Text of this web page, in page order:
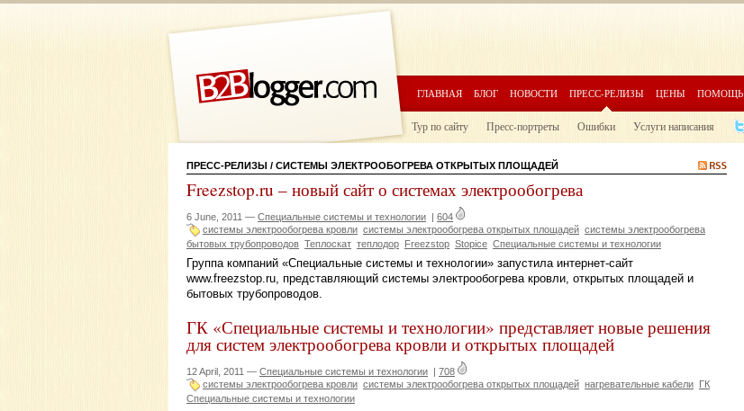
ГЛАВНАЯ БЛОГ НОВОСТИ ПРЕСС-РЕЛИЗЫ ЦЕНЫ ПОМОЩЬ
Тур по сайту Пресс-портреты Ошибки Услуги написания
ПРЕСС-РЕЛИЗЫ / СИСТЕМЫ ЭЛЕКТРООБОГРЕВА ОТКРЫТЫХ ПЛОЩАДЕЙ
Freezstop.ru – новый сайт о системах электрообогрева
6 June, 2011 — Специальные системы и технологии | 604
системы электрообогрева кровли системы электрообогрева открытых площадей системы электрообогрева
бытовых трубопроводов Теплоскат теплодор Freezstop Stopice Специальные системы и технологии
Группа компаний «Специальные системы и технологии» запустила интернет-сайт
www.freezstop.ru, представляющий системы электрообогрева кровли, открытых площадей и
бытовых трубопроводов.
ГК «Специальные системы и технологии» представляет новые решения
для систем электрообогрева кровли и открытых площадей
12 April, 2011 — Специальные системы и технологии | 708
системы электрообогрева кровли системы электрообогрева открытых площадей нагревательные кабели ГК
Специальные системы и технологии